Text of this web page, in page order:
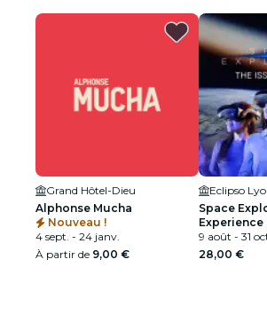
Grand Hôtel-Dieu
Alphonse Mucha
Nouveau !
4 sept. - 24 janv.
À partir de 9,00 €
Eclipso
Space
Experience
9 août - 31
28,00 €